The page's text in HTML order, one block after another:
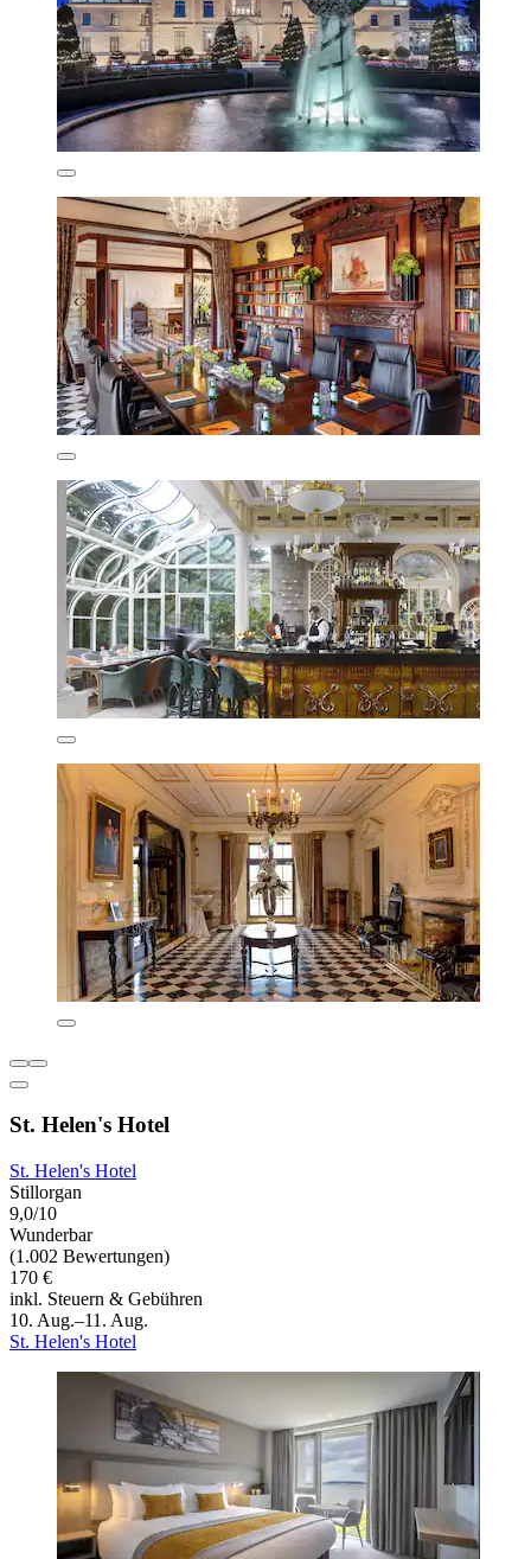
St. Helen's Hotel
St. Helen's Hotel
Stillorgan
9,0/10
Wunderbar
(1.002 Bewertungen)
170 €
inkl. Steuern & Gebühren
10. Aug.–11. Aug.
St. Helen's Hotel